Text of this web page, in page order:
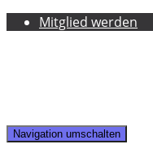
Mitglied werden
Navigation umschalten